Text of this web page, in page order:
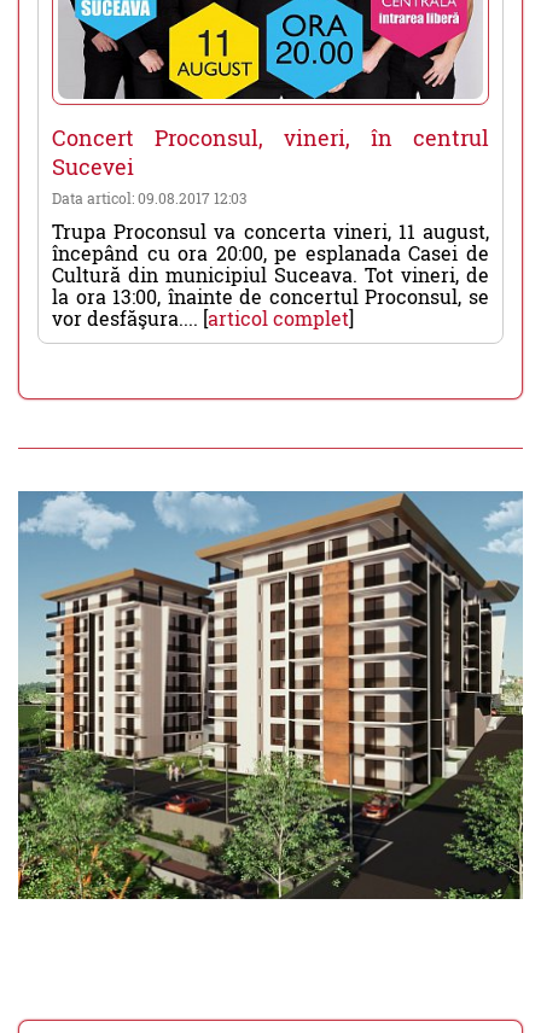
Concert Proconsul, vineri, în centrul
Sucevei
Data articol: 09.08.2017 12:03
Trupa Proconsul va concerta vineri, 11 august,
începând cu ora 20:00, pe esplanada Casei de
Cultură din municipiul Suceava. Tot vineri, de
la ora 13:00, înainte de concertul Proconsul, se
vor desfăşura.... [articol complet]